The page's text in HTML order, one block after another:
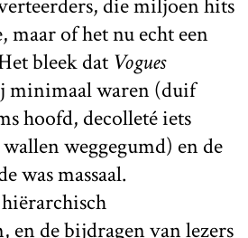
maar of het nu echt een
bleek dat Vogues
minimaal waren (duif
hoofd, decolleté iets
weggegumd) en de
was massaal.
hiërarchisch
en de bijdragen van lezers